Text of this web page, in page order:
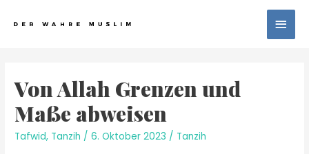
Von Allah Grenzen und
Maße abweisen
Tafwid, Tanzih /6. Oktober 2023 / Tanzih